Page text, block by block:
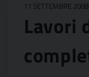
11 SETTEMBRE 2008
Lavori